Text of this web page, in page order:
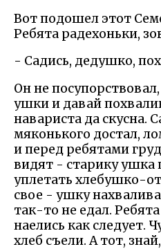
Вот подошел этот
Ребята радехоньки,
- Садись, дедушко,
Он не
ушки и давай
навариста да скусна.
мяконького достал,
и перед ребятами
видят - старику ушка
уплетать хлебушко-
свое - ушку
так-то не едал.
наелись как следует.
хлеб съели. А тот,